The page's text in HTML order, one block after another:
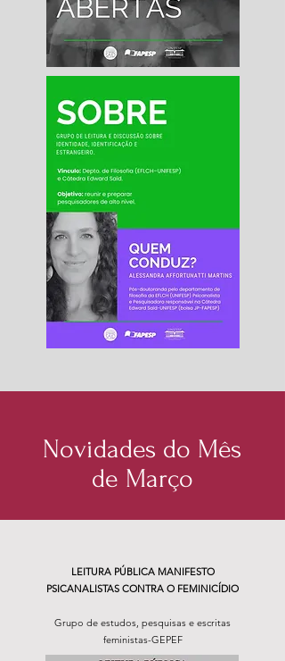
Novidades do Mês
de Março
LEITURA PÚBLICA MANIFESTO
PSICANALISTAS CONTRA O FEMINICÍDIO
Grupo de estudos, pesquisas e escritas
feministas-GEPEF